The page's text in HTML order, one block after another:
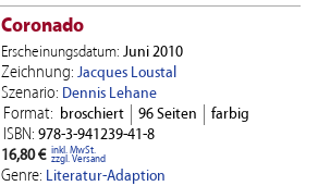
Coronado
Erscheinungsdatum: Juni 2010
Zeichnung: Jacques Loustal
Szenario: Dennis Lehane
Format: broschiert 96 Seiten farbig
ISBN: 978-3-941239-41-8
16,80 € inkl. MwSt.
zzgl. Versand
Genre: Literatur-Adaption